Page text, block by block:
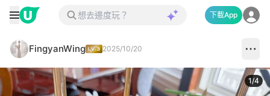
下載App
FingyanWing 2025/10/20
1/4